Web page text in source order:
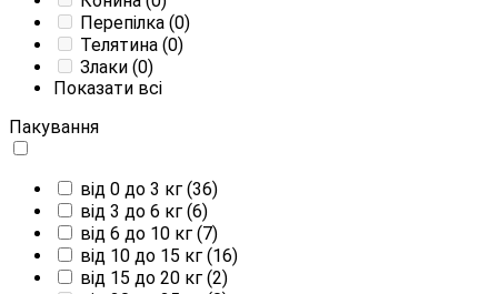
Перепілка (0)
Телятина (0)
Злаки (0)
Показати всі
Пакування
від 0 до 3 кг (36)
від 3 до 6 кг (6)
від 6 до 10 кг (7)
від 10 до 15 кг (16)
від 15 до 20 кг (2)